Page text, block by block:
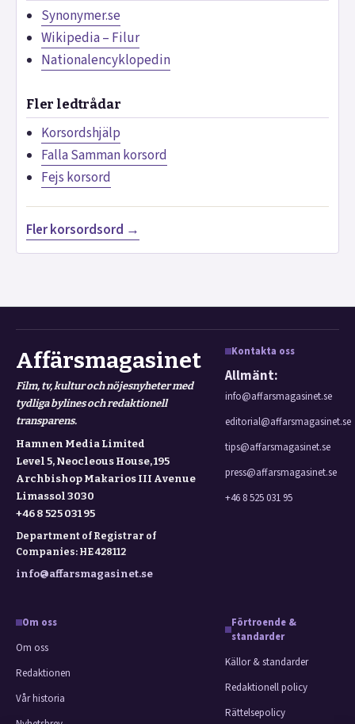
Synonymer.se
Wikipedia – Filur
Nationalencyklopedin
Fler ledtrådar
Korsordshjälp
Falla Samman korsord
Fejs korsord
Fler korsordsord →
Affärsmagasinet
Film, tv, kultur och nöjesnyheter med
tydliga bylines och redaktionell
transparens.
Hamnen Media Limited
Level 5, Neocleous House, 195
Archbishop Makarios III Avenue
Limassol 3030
+46 8 525 031 95
Department of Registrar of
Companies: HE 428112
info@affarsmagasinet.se
Kontakta oss
Allmänt:
info@affarsmagasinet.se
editorial@affarsmagasinet.se
tips@affarsmagasinet.se
press@affarsmagasinet.se
+46 8 525 031 95
Om oss
Om oss
Redaktionen
Vår historia
Förtroende &
standarder
Källor & standarder
Redaktionell policy
Rättelsepolicy